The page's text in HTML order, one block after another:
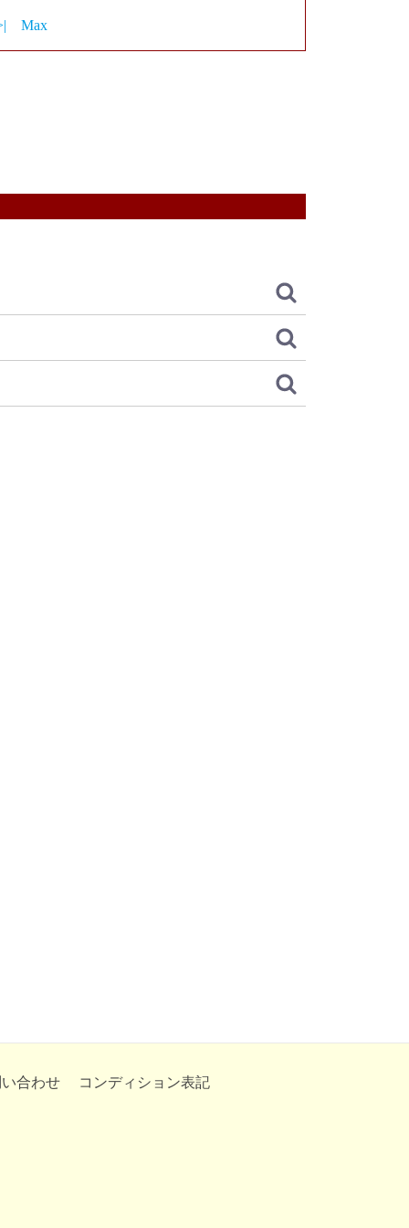
Max
合わせ コンディション表記